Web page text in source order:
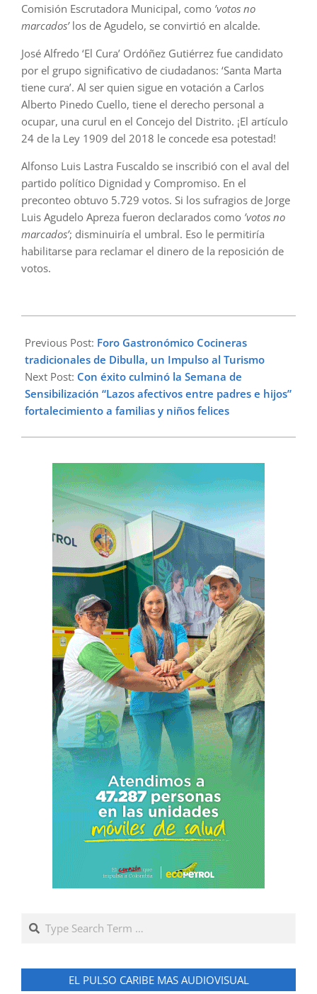
Comisión Escrutadora Municipal, como ’votos no
marcados’los de Agudelo, se convirtió en alcalde.
José Alfredo ‘El Cura’ Ordóñez Gutiérrez fue candidato
por el grupo significativo de ciudadanos: ‘Santa Marta
tiene cura’. Al ser quien sigue en votación a Carlos
Alberto Pinedo Cuello, tiene el derecho personal a
ocupar, una curul en el Concejo del Distrito. ¡El artículo
24 de la Ley 1909 del 2018 le concede esa potestad!
Alfonso Luis Lastra Fuscaldo se inscribió con el aval del
partido político Dignidad y Compromiso. En el
preconteo obtuvo 5.729 votos. Si los sufragios de Jorge
Luis Agudelo Apreza fueron declarados como ’votos no
marcados’; disminuiría el umbral. Eso le permitiría
habilitarse para reclamar el dinero de la reposición de
votos.
11-
25
Previous Post: Foro Gastronómico Cocineras
tradicionales de Dibulla, un Impulso al Turismo
Next Post: Con éxito culminó la Semana de
Sensibilización “Lazos afectivos entre padres e hijos”
fortalecimiento a familias y niños felices
Search
EL PULSO CARIBE MAS AUDIOVISUAL